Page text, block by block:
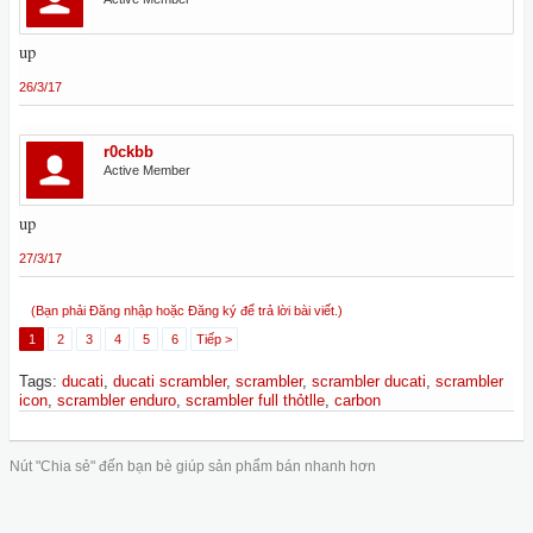
up
26/3/17
r0ckbb
Active Member
up
27/3/17
(Bạn phải Đăng nhập hoặc Đăng ký để trả lời bài viết.)
1
2 3 4 5 6 Tiếp >
Tags: ducati, ducati scrambler, scrambler, scrambler ducati, scrambler
icon, scrambler enduro, scrambler full thỏtlle, carbon
Nút "Chia sẻ" đến bạn bè giúp sản phẩm bán nhanh hơn